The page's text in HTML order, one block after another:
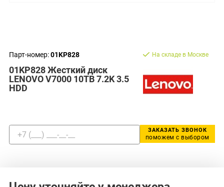
Парт-номер:01KP828
01KP828 Жесткий диск
LENOVO V7000 10TB 7.2K 3.5
HDD
На складе в Москве
ЗАКАЗАТЬ ЗВОНОК
поможем с выбором